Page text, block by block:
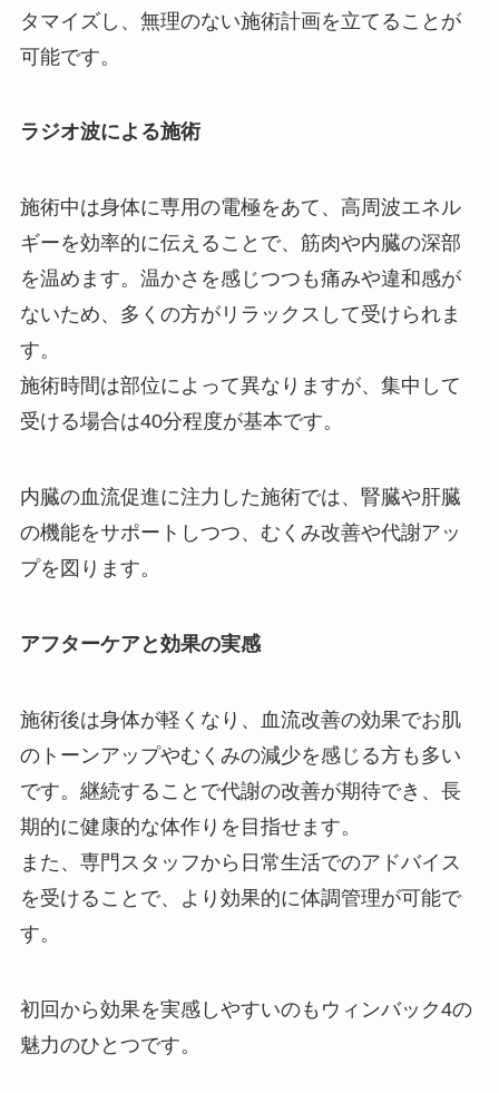
タマイズし、無理のない施術計画を立てることが
可能です。
ラジオ波による施術
施術中は身体に専用の電極をあて、高周波エネル
ギーを効率的に伝えることで、筋肉や内臓の深部
を温めます。温かさを感じつつも痛みや違和感が
ないため、多くの方がリラックスして受けられま
す。
施術時間は部位によって異なりますが、集中して
受ける場合は40分程度が基本です。
内臓の血流促進に注力した施術では、腎臓や肝臓
の機能をサポートしつつ、むくみ改善や代謝アッ
プを図ります。
アフターケアと効果の実感
施術後は身体が軽くなり、血流改善の効果でお肌
のトーンアップやむくみの減少を感じる方も多い
です。継続することで代謝の改善が期待でき、長
期的に健康的な体作りを目指せます。
また、専門スタッフから日常生活でのアドバイス
を受けることで、より効果的に体調管理が可能で
す。
初回から効果を実感しやすいのもウィンバック4の
魅力のひとつです。